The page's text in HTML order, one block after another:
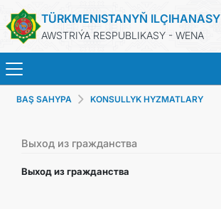
TÜRKMENISTANYŇ ILÇIHANASY
AWSTRIÝA RESPUBLIKASY - WENA
BAŞ SAHYPA
HABARLAR
BAŞ SAHYPA KONSULLYK HYZMATLARY
Выход из гражданства
Выход из гражданства